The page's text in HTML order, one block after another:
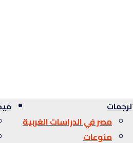
ترجمات
مصر في الدراسات الغربية
منوعات